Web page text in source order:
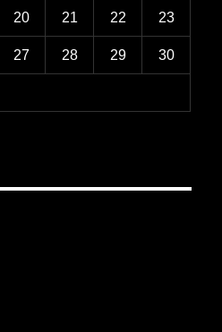
20 21 22 23
27 28 29 30